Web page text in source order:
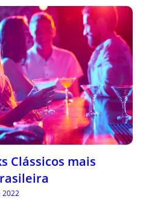
Clássicos mais
2022